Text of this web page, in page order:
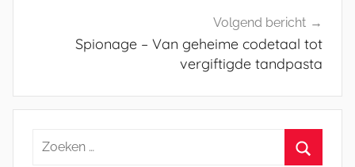
Volgend bericht
Spionage – Van geheime codetaal tot
vergiftigde tandpasta
Zoeken